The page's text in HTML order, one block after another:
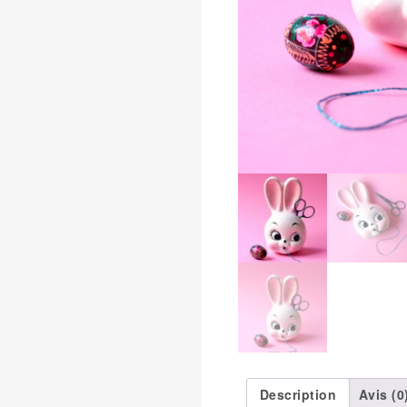
Description Avis